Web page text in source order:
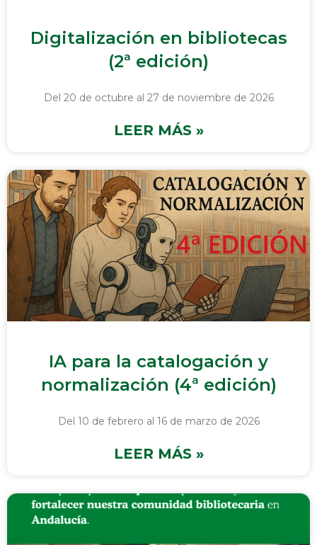
Digitalización en bibliotecas
(2ª edición)
Del 20 de octubre al 27 de noviembre de 2026
LEER MÁS »
IA para la catalogación y
normalización (4ª edición)
Del 10 de febrero al 16 de marzo de 2026
LEER MÁS »